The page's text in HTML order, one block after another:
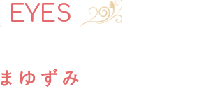
EYES
まゆずみ